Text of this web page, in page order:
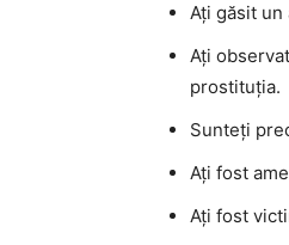
Ați găsit un
Ați
prostituția.
Sunteți
Ați fost
Ați fost